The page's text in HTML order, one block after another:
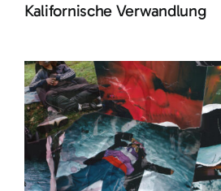
Kalifornische Verwandlung